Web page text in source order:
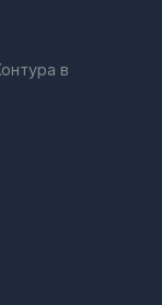
в